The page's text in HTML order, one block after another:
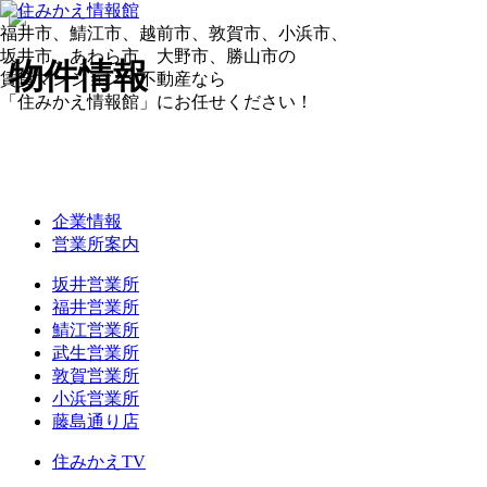
福井市、鯖江市、越前市、敦賀市、小浜市、
坂井市、あわら市、大野市、勝山市の
賃貸マンション・不動産なら
「住みかえ情報館」にお任せください！
物件情報
企業情報
営業所案内
坂井営業所
福井営業所
鯖江営業所
武生営業所
敦賀営業所
小浜営業所
藤島通り店
住みかえTV